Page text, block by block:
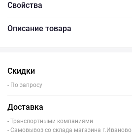
Свойства
Описание товара
Скидки
- По запросу
Доставка
- Транспортными компаниями
- Самовывоз со склада магазина г.Иваново